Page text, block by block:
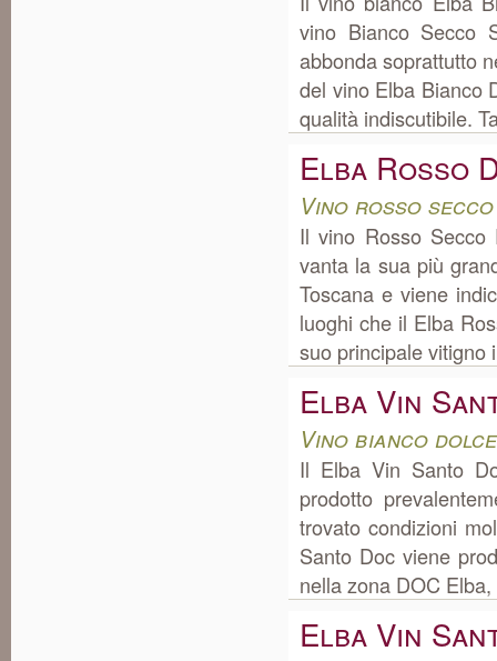
vino Bianco Secco
abbonda soprattutto
del vino Elba Bianco
qualità indiscutibile.
Elba Rosso
Vino rosso
Il vino Rosso
vanta la sua più
Toscana e viene
luoghi che il Elba
suo principale vitigno
Elba Vin
Vino bianco
Il Elba Vin Santo
prodotto
trovato condizioni
Santo Doc viene
nella zona DOC
Elba Vin